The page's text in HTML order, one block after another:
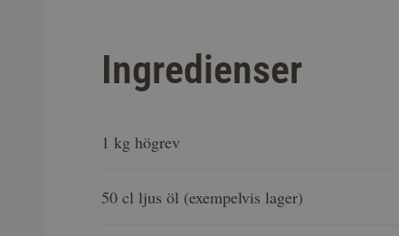
Ingredienser
1 kg högrev
50 cl ljus öl (exempelvis lager)